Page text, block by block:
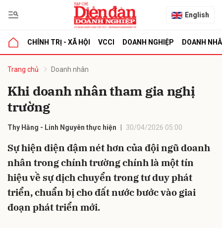
English
CHÍNH TRỊ - XÃ HỘI VCCI DOANH NGHIỆP DOANH
Trang chủ Doanh nhân
Khi doanh nhân tham gia nghị
trường
Thy Hằng - Linh Nguyên thực hiện 30/04/2026 05:00
Sự hiện diện đậm nét hơn của đội ngũ doanh
nhân trong chính trường chính là một tín
hiệu về sự dịch chuyển trong tư duy phát
triển, chuẩn bị cho đất nước bước vào giai
đoạn phát triển mới.
luận
Hủy